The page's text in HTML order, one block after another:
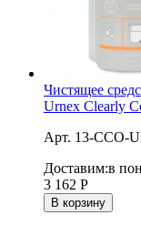
Чистящее
Urnex Clearly
Арт. 13-CCO-
Доставим:в
3 162 Р
В корзину